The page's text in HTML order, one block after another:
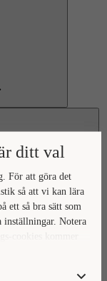
ditt val
För att göra det
så att vi kan lära
ett så bra sätt som
inställningar. Notera
cookies kommer